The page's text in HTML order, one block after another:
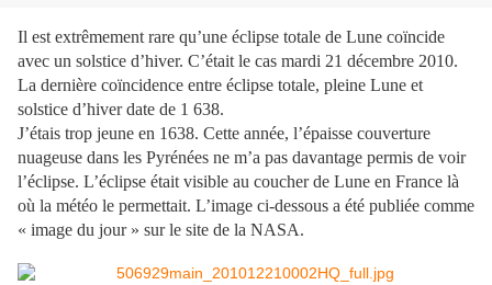
Il est extrêmement rare qu’une éclipse totale de Lune coïncide
avec un solstice d’hiver. C’était le cas mardi 21 décembre 2010.
La dernière coïncidence entre éclipse totale, pleine Lune et
solstice d’hiver date de 1 638.
J’étais trop jeune en 1638. Cette année, l’épaisse couverture
nuageuse dans les Pyrénées ne m’a pas davantage permis de voir
l’éclipse. L’éclipse était visible au coucher de Lune en France là
où la météo le permettait. L’image ci-dessous a été publiée comme
« image du jour » sur le site de la NASA.